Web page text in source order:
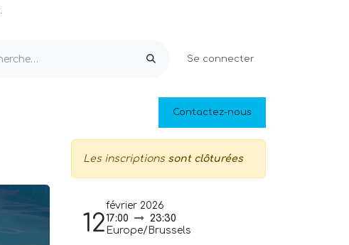
.
Se connecter
Piscines naturelles
Contactez-nous
Les inscriptions sont clôturées
12
février 2026
17:00
23:30
Europe/Brussels